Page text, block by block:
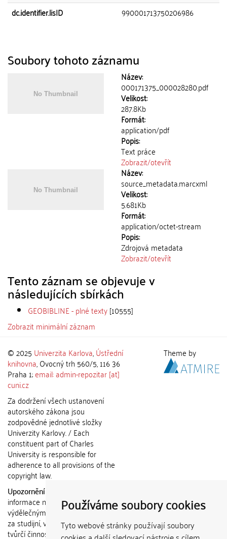
Používáme soubory cookies
Tyto webové stránky používají soubory
dc.identifier.lisID
990001713750206986
Soubory tohoto záznamu
Název:
000171375_000028280.pdf
Velikost:
287.8Kb
Formát:
application/pdf
Popis:
Text práce
Zobrazit/otevřít
Název:
source_metadata.marcxml
Velikost:
5.681Kb
Formát:
application/octet-stream
Popis:
Zdrojová metadata
Zobrazit/otevřít
Tento záznam se objevuje v
následujících sbírkách
GEOBIBLINE - plné texty[10555]
Zobrazit minimální záznam
© 2025 Univerzita Karlova,Ústřední
knihovna, Ovocný trh 560/5, 116 36
Praha 1;email: admin-repozitar [at]
cuni.cz
Za dodržení všech ustanovení
autorského zákona jsou
zodpovědné jednotlivé složky
Univerzity Karlovy. / Each
constituent part of Charles
University is responsible for
adherence to all provisions of the
copyright law.
Upozornění / Notice:
informace nemohou být použity k
výdělečným účelům nebo vydávány
za studijní, vědeckou nebo jinou
tvůrčí činnost jiné osoby než autora.
Theme by